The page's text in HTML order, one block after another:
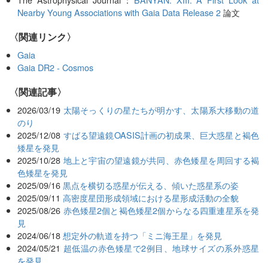
Nearby Young Associations with Gaia Data Release 2論文
〈関連リンク〉
Gaia
Gaia DR2 - Cosmos
関連記事
2026/03/19 太陽そっくりの星たちが明かす、太陽系大移動の道
のり
2025/12/08 すばる望遠鏡OASIS計画の初成果、巨大惑星と褐色
矮星を発見
2025/10/28 地上と宇宙の望遠鏡が共同、赤色矮星を周回する褐
色矮星を発見
2025/09/16 黒点を横切る惑星が伝える、傾いた惑星系の姿
2025/09/11 高密度星団形成領域における星形成活動の全貌
2025/08/26 赤色矮星2個と褐色矮星2個からなる四重連星系を発
見
2024/06/18 想定外の軌道を持つ「ミニ海王星」を発見
2024/05/21 超低温の赤色矮星で2例目、地球サイズの系外惑星
を発見